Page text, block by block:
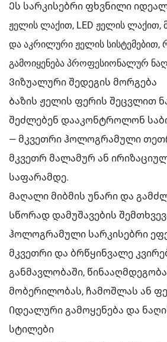
Ეს სარკისებრი ფხვნილი
ჟელის ლაქით, LED ჟელის ლაქით,
და აკრილური ჟელის სისტემებით,
გამოიყენება პროფესიონალურ
Ვიზუალური შედეგის მორგება
Ბაზის ჟელის ფერის შეცვლით
შეძლებენ დააკონტროლონ
— მკვეთრი ჰოლოგრამული
მკვეთრ მალამურ ან
საფარამდე.
Მაღალი მიბმის უნარი და
Სწორად დამუშავების
ჰოლოგრამული სარკისებრი
მკვეთრი და ბრწყინვალე
განმავლობაში,
მობერილობას, ჩამოშლას ან
Იდეალური გამოყენება და
სტილები